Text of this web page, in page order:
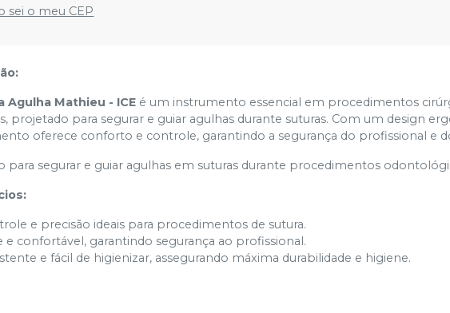
sei o meu CEP
Agulha Mathieu - ICE é um instrumento essencial em procedimentos
projetado para segurar e guiar agulhas durante suturas. Com um design
oferece conforto e controle, garantindo a segurança do profissional e
para segurar e guiar agulhas em suturas durante procedimentos
e precisão ideais para procedimentos de sutura.
e confortável, garantindo segurança ao profissional.
e fácil de higienizar, assegurando máxima durabilidade e higiene.